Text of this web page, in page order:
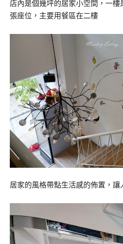
店內是個幾坪的居家小空間，一
張座位，主要用餐區在二樓
居家的風格帶點生活感的佈置，讓